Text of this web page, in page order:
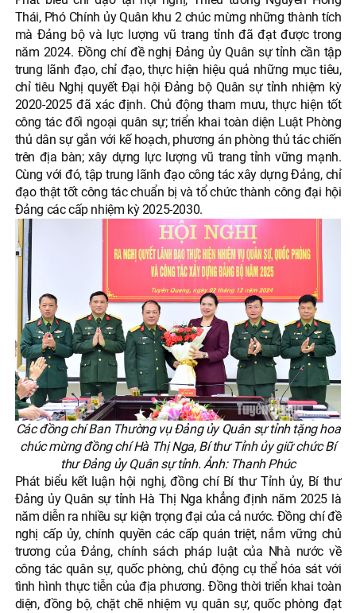
Thái, Phó Chính ủy Quân khu 2 chúc mừng những thành tích
mà Đảng bộ và lực lượng vũ trang tỉnh đã đạt được trong
năm 2024. Đồng chí đề nghị Đảng ủy Quân sự tỉnh cần tập
trung lãnh đạo, chỉ đạo, thực hiện hiệu quả những mục tiêu,
chỉ tiêu Nghị quyết Đại hội Đảng bộ Quân sự tỉnh nhiệm kỳ
2020-2025 đã xác định. Chủ động tham mưu, thực hiện tốt
công tác đối ngoại quân sự; triển khai toàn diện Luật Phòng
thủ dân sự gắn với kế hoạch, phương án phòng thủ tác chiến
trên địa bàn; xây dựng lực lượng vũ trang tỉnh vững mạnh.
Cùng với đó, tập trung lãnh đạo công tác xây dựng Đảng, chỉ
đạo thật tốt công tác chuẩn bị và tổ chức thành công đại hội
Đảng các cấp nhiệm kỳ 2025-2030.
Các đồng chí Ban Thường vụ Đảng ủy Quân sự tỉnh tặng hoa
chúc mừng đồng chí Hà Thị Nga, Bí thư Tỉnh ủy giữ chức Bí
thư Đảng ủy Quân sự tỉnh. Ảnh: Thanh Phúc
Phát biểu kết luận hội nghị, đồng chí Bí thư Tỉnh ủy, Bí thư
Đảng ủy Quân sự tỉnh Hà Thị Nga khẳng định năm 2025 là
năm diễn ra nhiều sự kiện trọng đại của cả nước. Đồng chí đề
nghị cấp ủy, chính quyền các cấp quán triệt, nắm vững chủ
trương của Đảng, chính sách pháp luật của Nhà nước về
công tác quân sự, quốc phòng, chủ động cụ thể hóa sát với
tình hình thực tiễn của địa phương. Đồng thời triển khai toàn
diện, đồng bộ, chặt chẽ nhiệm vụ quân sự, quốc phòng đạt